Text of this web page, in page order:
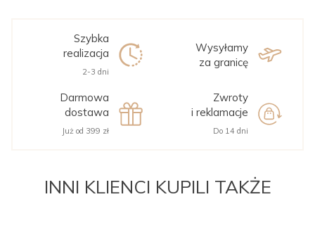
Szybka
realizacja
2-3 dni
Wysyłamy
za granicę
Darmowa
dostawa
Już od 399 zł
Zwroty
i reklamacje
Do 14 dni
INNI KLIENCI KUPILI TAKŻE